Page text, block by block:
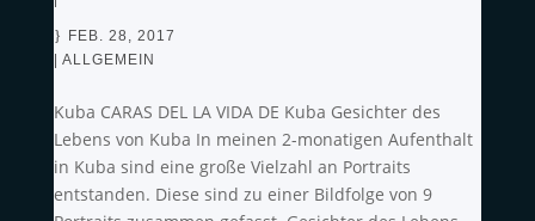
FEB. 28, 2017
ALLGEMEIN
Kuba CARAS DEL LA VIDA DE Kuba Gesichter des
Lebens von Kuba In meinen 2-monatigen Aufenthalt
in Kuba sind eine große Vielzahl an Portraits
entstanden. Diese sind zu einer Bildfolge von 9